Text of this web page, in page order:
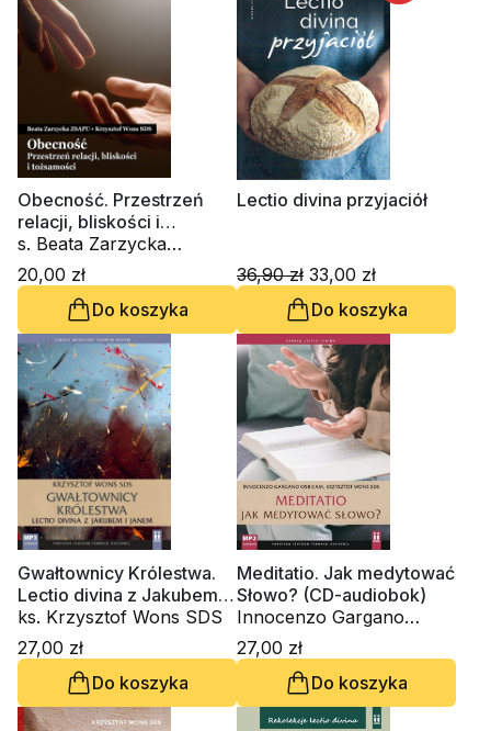
Obecność. Przestrzeń
relacji, bliskości i
tożsamości. Zeszyt
Formacji Duchowej nr 95
s. Beata Zarzycka
ZSAPU, ks. Krzysztof
Wons SDS
20,00 zł
Do koszyka
Lectio divina przyjaciół
36,90 zł 33,00 zł
Do koszyka
Gwałtownicy Królestwa.
Lectio divina z Jakubem i
Janem (CD-audiobook)
ks. Krzysztof Wons SDS
27,00 zł
Do koszyka
Meditatio. Jak medytować
Słowo? (CD-audiobok)
Innocenzo Gargano
OSBCam., ks. Krzysztof
Wons SDS
27,00 zł
Do koszyka